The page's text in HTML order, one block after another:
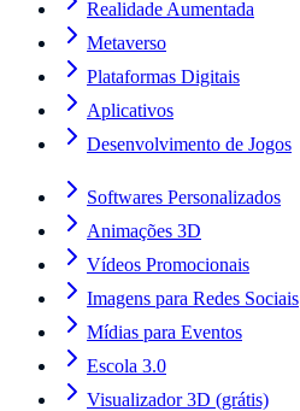
Realidade Aumentada
Metaverso
Plataformas Digitais
Aplicativos
Desenvolvimento de Jogos
Softwares Personalizados
Animações 3D
Vídeos Promocionais
Imagens para Redes Sociais
Mídias para Eventos
Escola 3.0
Visualizador 3D (grátis)